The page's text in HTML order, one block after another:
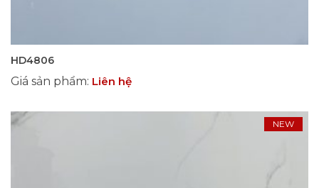
HD4806
Giá sản phẩm: Liên hệ
NEW